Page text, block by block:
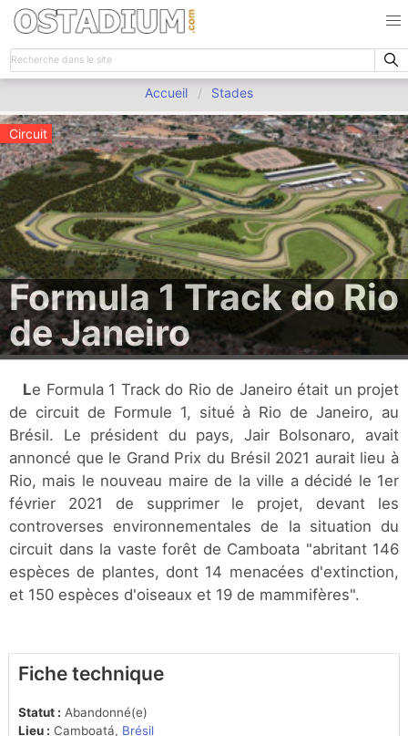
Accueil Stades
Circuit
Formula 1 Track do Rio
de Janeiro
Le Formula 1 Track do Rio de Janeiro était un projet
de circuit de Formule 1, situé à Rio de Janeiro, au
Brésil. Le président du pays, Jair Bolsonaro, avait
annoncé que le Grand Prix du Brésil 2021 aurait lieu à
Rio, mais le nouveau maire de la ville a décidé le 1er
février 2021 de supprimer le projet, devant les
controverses environnementales de la situation du
circuit dans la vaste forêt de Camboata "abritant 146
espèces de plantes, dont 14 menacées d'extinction,
et 150 espèces d'oiseaux et 19 de mammifères".
Fiche technique
Statut : Abandonné(e)
Lieu : Camboatá, Brésil